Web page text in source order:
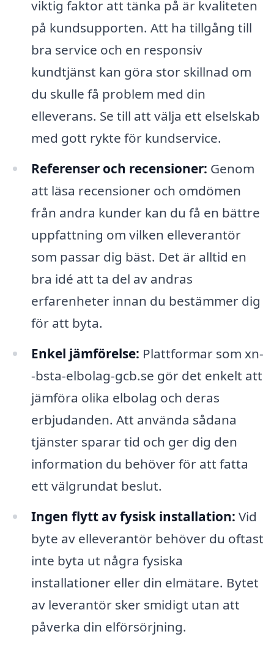
viktig faktor att tänka på är kvaliteten
på kundsupporten. Att ha tillgång till
bra service och en responsiv
kundtjänst kan göra stor skillnad om
du skulle få problem med din
elleverans. Se till att välja ett elselskab
med gott rykte för kundservice.
Referenser och recensioner: Genom
att läsa recensioner och omdömen
från andra kunder kan du få en bättre
uppfattning om vilken elleverantör
som passar dig bäst. Det är alltid en
bra idé att ta del av andras
erfarenheter innan du bestämmer dig
för att byta.
Enkel jämförelse: Plattformar som xn-
-bsta-elbolag-gcb.se gör det enkelt att
jämföra olika elbolag och deras
erbjudanden. Att använda sådana
tjänster sparar tid och ger dig den
information du behöver för att fatta
ett välgrundat beslut.
Ingen flytt av fysisk installation: Vid
byte av elleverantör behöver du oftast
inte byta ut några fysiska
installationer eller din elmätare. Bytet
av leverantör sker smidigt utan att
påverka din elförsörjning.